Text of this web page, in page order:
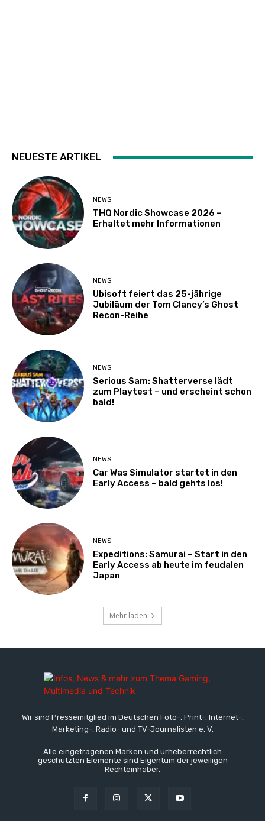
NEUESTE ARTIKEL
NEWS
THQ Nordic Showcase 2026 –
Erhaltet mehr Informationen
NEWS
Ubisoft feiert das 25-jährige
Jubiläum der Tom Clancy’s Ghost
Recon-Reihe
NEWS
Serious Sam: Shatterverse lädt
zum Playtest – und erscheint schon
bald!
NEWS
Car Was Simulator startet in den
Early Access – bald gehts los!
NEWS
Expeditions: Samurai – Start in den
Early Access ab heute im feudalen
Japan
Mehr laden
Wir sind Pressemitglied im Deutschen Foto-, Print-, Internet-,
Marketing-, Radio- und TV-Journalisten e. V.
Alle eingetragenen Marken und urheberrechtlich
geschützten Elemente sind Eigentum der jeweiligen
Rechteinhaber.